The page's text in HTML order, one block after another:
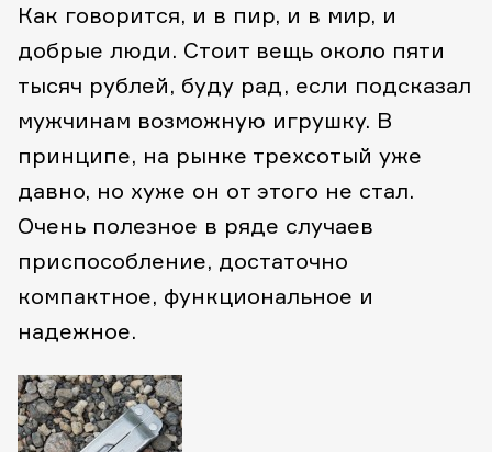
Как говорится, и в пир, и в мир, и
добрые люди. Стоит вещь около пяти
тысяч рублей, буду рад, если подсказал
мужчинам возможную игрушку. В
принципе, на рынке трехсотый уже
давно, но хуже он от этого не стал.
Очень полезное в ряде случаев
приспособление, достаточно
компактное, функциональное и
надежное.